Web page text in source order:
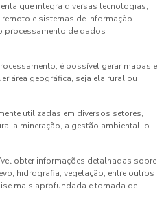
que integra diversas tecnologias,
e sistemas de informação
processamento de dados
é possível gerar mapas e
área geográfica, seja ela rural ou
utilizadas em diversos setores,
a mineração, a gestão ambiental, o
obter informações detalhadas sobre
hidrografia, vegetação, entre outros
mais aprofundada e tomada de